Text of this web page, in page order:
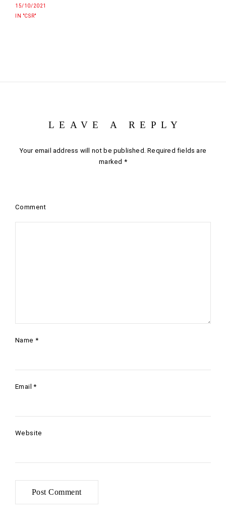
15/10/2021
IN "CSR"
LEAVE A REPLY
Your email address will not be published. Required fields are
marked *
Comment
Name *
Email*
Website